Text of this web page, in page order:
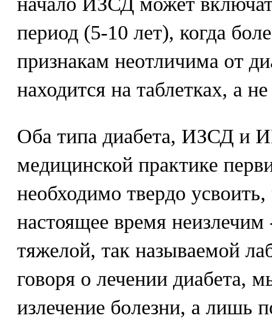
период (5-10 лет), когда
признакам неотличима от
находится на таблетках, а
Оба типа диабета, ИЗСД и
медицинской практике
необходимо твердо усвоить,
настоящее время
тяжелой, так называемой
говоря о лечении диабета,
излечение болезни, а лишь